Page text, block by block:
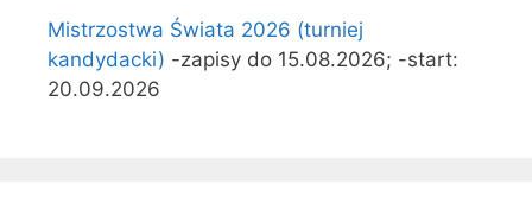
Mistrzostwa Świata 2026 (turniej
kandydacki) -zapisy do 15.08.2026; -start:
20.09.2026